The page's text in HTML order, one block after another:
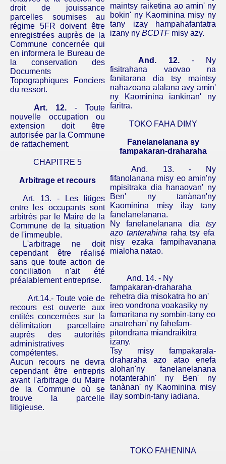
droit de jouissance
parcelles soumises au
régime 5FR doivent être
enregistrées auprès de la
Commune concernée qui
en informera le Bureau de
la conservation des
Documents
Topographiques Fonciers
du ressort.
Art. 12. - Toute
nouvelle occupation ou
extension doit être
autorisée par la Commune
de rattachement.
CHAPITRE 5
Arbitrage et recours
Art. 13. - Les litiges
entre les occupants sont
arbitrés par le Maire de la
Commune de la situation
de l'immeuble.
L'arbitrage ne doit
cependant être réalisé
sans que toute action de
conciliation n'ait été
préalablement entreprise.
Art.14.- Toute voie de
recours est ouverte aux
entités concernées sur la
délimitation parcellaire
auprès des autorités
administratives
compétentes.
Aucun recours ne devra
cependant être entrepris
avant l'arbitrage du Maire
de la Commune où se
trouve la parcelle
litigieuse.
maintsy raiketina ao amin' ny
bokin' ny Kaominina misy ny
tany
izay
hampahafantatra
izany ny BCDTF misy azy.
And. 12. - Ny
fisitrahana
vaovao
na
fanitarana
dia tsy
maintsy
nahazoana alalana avy amin'
ny
Kaominina iankinan' ny
faritra.
TOKO FAHA DIMY
Fanelanelanana sy
fampakaran-draharaha
And. 13. - Ny
fifanolanana misy eo amin'ny
mpisitraka dia hanaovan' ny
Ben' ny
tanànan'ny
Kaominina
misy ilay
tany
fanelanelanana.
Ny
fanelanelanana dia
tsy
azo tanterahina raha tsy efa
nisy
ezaka
fampihavanana
mialoha natao.
And. 14. - Ny
fampakaran-draharaha
rehetra dia misokatra ho an'
ireo vondrona voakasiky ny
famaritana ny sombin-tany eo
anatrehan' ny fahefam-
pitondrana miandraikitra
izany.
Tsy
misy
fampakarala-
draharaha
azo atao
enefa
alohan'ny
fanelanelanana
notanterahin' ny Ben' ny
tanànan' ny Kaominina misy
ilay sombin-tany iadiana.
TOKO FAHENINA